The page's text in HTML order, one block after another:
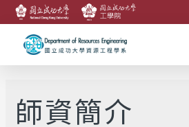
師資簡介